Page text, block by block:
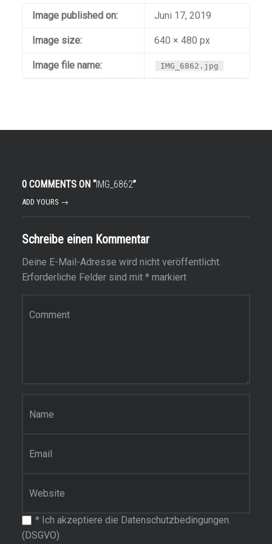
Image published on: Juni 17, 2019
Image size: 640 × 480 px
Image file name: IMG_6862.jpg
0 COMMENTS ON “IMG_6862”
ADD YOURS →
Schreibe einen Kommentar
Deine E-Mail-Adresse wird nicht veröffentlicht.
Erforderliche Felder sind mit *markiert
*Ich akzeptiere die Datenschutzbedingungen.
(DSGVO)